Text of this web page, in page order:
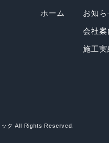
ホーム お知ら
会社案
施工実
ク All Rights Reserved.